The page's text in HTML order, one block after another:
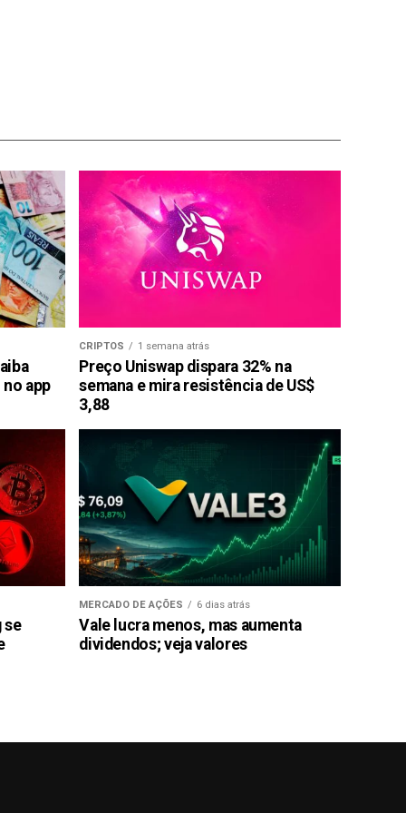
app
CRIPTOS 1 semana atrás
Preço Uniswap dispara 32% na
semana e mira resistência de US$
3,88
se
MERCADO DE AÇÕES 6 dias atrás
Vale lucra menos, mas aumenta
dividendos; veja valores